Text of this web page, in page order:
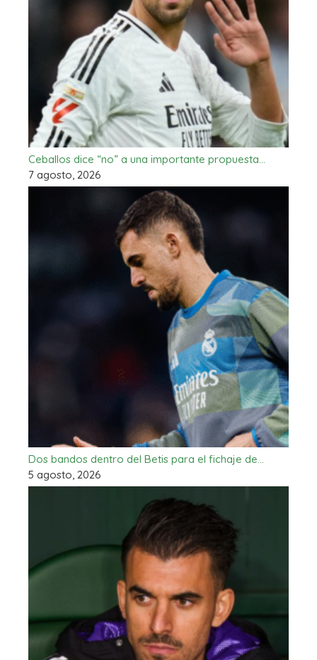
Ceballos dice “no” a una importante propuesta…
7 agosto, 2026
Dos bandos dentro del Betis para el fichaje de…
5 agosto, 2026